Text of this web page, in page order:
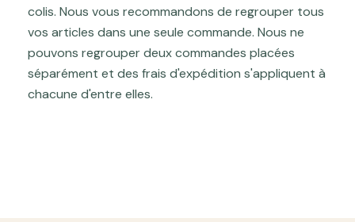
colis. Nous vous recommandons de regrouper tous
vos articles dans une seule commande. Nous ne
pouvons regrouper deux commandes placées
séparément et des frais d'expédition s'appliquent à
chacune d'entre elles.